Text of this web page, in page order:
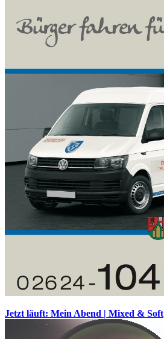
Jetzt läuft: Mein Abend | Mixed & Soft